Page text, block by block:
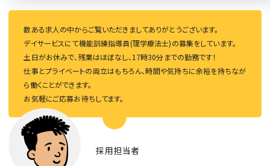
採用担当者
数ある求人の中からご覧いただきましてありがとうございます。
デイサービスにて機能訓練指導員(理学療法士)の募集をしています。
土日がお休みで、残業はほぼなし、17時30分までの勤務です！
仕事とプライベートの両立はもちろん、時間や気持ちに余裕を持ちなが
ら働くことができます。
お気軽にご応募お待ちしてます。